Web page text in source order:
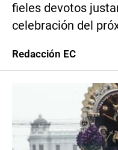
fieles devotos
celebración del
Redacción EC